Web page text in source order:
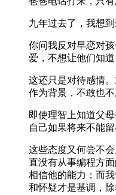
九年过去了，我想
你问我反对早恋对
爱，不想让他们知
这还只是对待感情
作为背景，不敢也
即使理智上知道父
自己如果将来不能
这些态度又何尝不
直没有从事编程方
相信他的能力；而
和怀疑才是基调，